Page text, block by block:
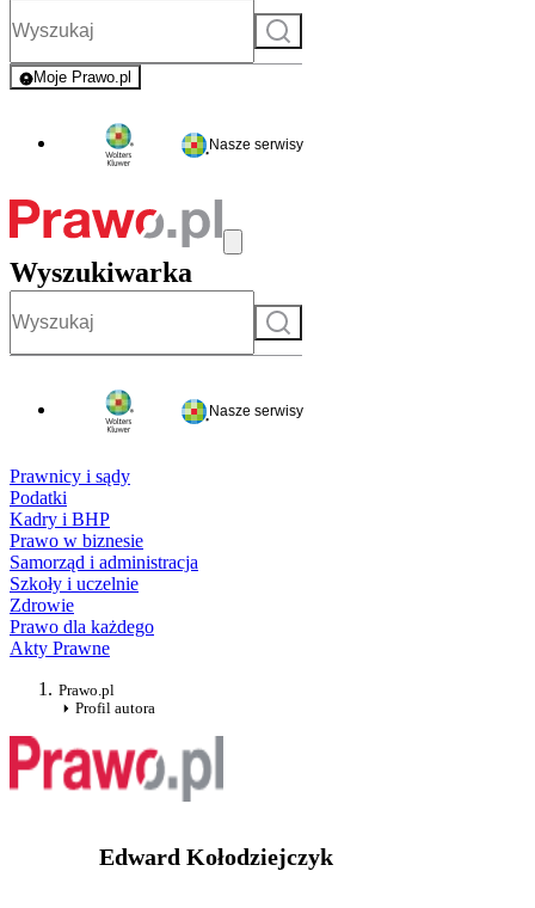
Szukaj
Moje Prawo.pl
- rejestracja i logowanie do serwisu
Nasze serwisy
Wyszukiwarka
Szukaj
Nasze serwisy
Prawnicy i sądy
Podatki
Kadry i BHP
Prawo w biznesie
Samorząd i administracja
Szkoły i uczelnie
Zdrowie
Prawo dla każdego
Akty Prawne
Prawo.pl
Profil autora
Edward Kołodziejczyk